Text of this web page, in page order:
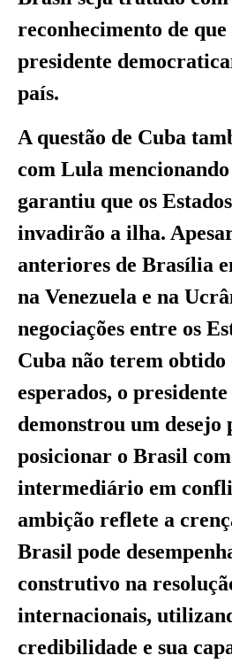
reconhecimento de que
presidente
país.
A questão de Cuba
com Lula
garantiu que os
invadirão a ilha.
anteriores de Brasília
na Venezuela e na
negociações entre os
Cuba não terem obtido
esperados, o
demonstrou um desejo
posicionar o Brasil
intermediário em
ambição reflete a
Brasil pode
construtivo na
internacionais,
credibilidade e sua